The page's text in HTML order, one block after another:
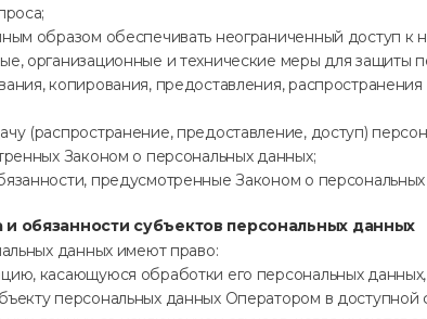
образом обеспечивать неограниченный доступ
организационные и технические меры для защиты
копирования, предоставления,
(распространение, предоставление, доступ)
Законом о персональных данных;
предусмотренные Законом о
обязанности субъектов персональных данных
данных имеют право:
касающуюся обработки его персональных
персональных данных Оператором в